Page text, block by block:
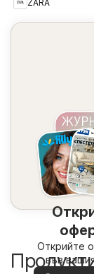
ZARA
Открийте
във